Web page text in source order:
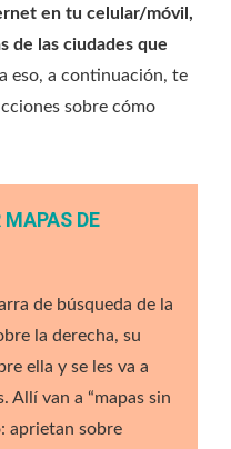
en tu celular/móvil,
de las ciudades que
eso, a continuación, te
sobre cómo
DE
de búsqueda de la
la derecha, su
ella y se les va a
Allí van a “mapas sin
aprietan sobre